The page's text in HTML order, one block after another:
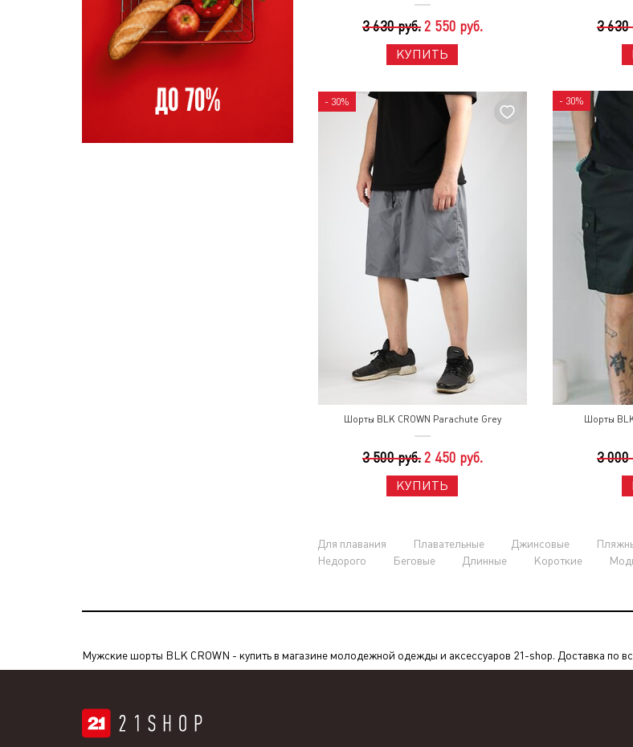
3 630 руб. 2 550 руб.
КУПИТЬ
3 630
- 30%
Шорты BLK CROWN Parachute Grey
3 500 руб. 2 450 руб.
КУПИТЬ
- 30%
Шорты
3 000
Для плавания Плавательные Джинсовые
Недорого
Беговые Длинные Короткие
Мужские шорты BLK CROWN - купить в магазине молодежной одежды и аксессуаров 21-shop. Доставка по